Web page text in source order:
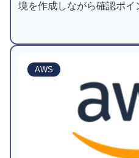
境を作成しながら確認ポイ
AWS